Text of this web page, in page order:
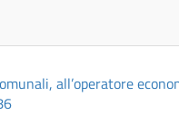
all’operatore